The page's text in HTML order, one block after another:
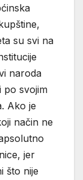
su svi na
naroda
po svojim
Ako je
način ne
jer
što nije